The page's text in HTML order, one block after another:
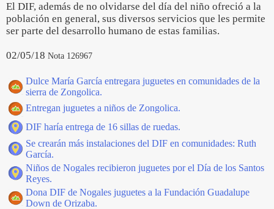
El DIF, además de no olvidarse del día del niño ofreció a la
población en general, sus diversos servicios que les permite
ser parte del desarrollo humano de estas familias.
02/05/18 Nota 126967
Dulce María García entregara juguetes en comunidades de la
sierra de Zongolica.
Entregan juguetes a niños de Zongolica.
DIF haría entrega de 16 sillas de ruedas.
Se crearán más instalaciones del DIF en comunidades: Ruth
García.
Niños de Nogales recibieron juguetes por el Día de los Santos
Reyes.
Dona DIF de Nogales juguetes a la Fundación Guadalupe
Down de Orizaba.